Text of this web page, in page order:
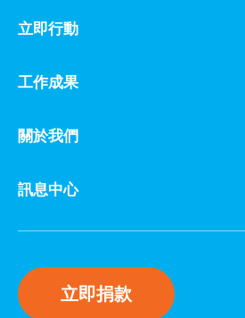
立即行動
工作成果
關於我們
訊息中心
立即捐款